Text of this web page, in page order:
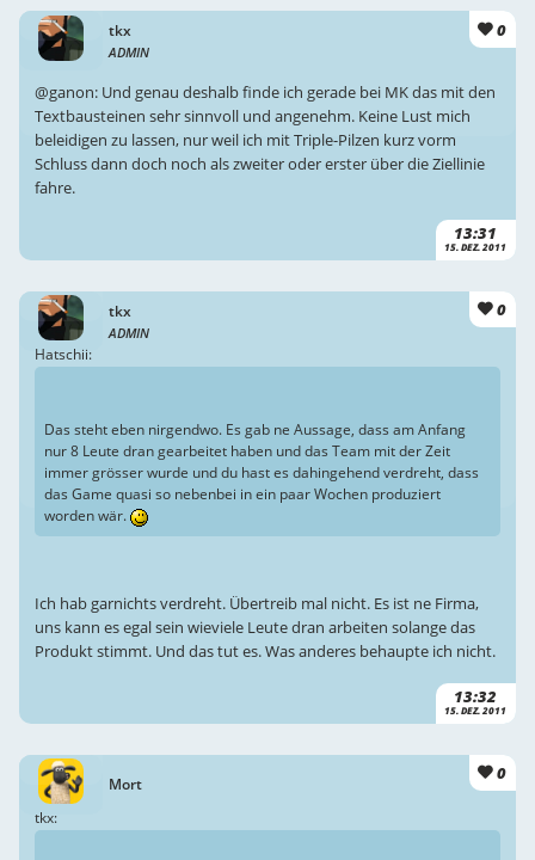
tkx
ADMIN
0
13:31
15. DEZ. 2011
@ganon: Und genau deshalb finde ich gerade bei MK das mit den
Textbausteinen sehr sinnvoll und angenehm. Keine Lust mich
beleidigen zu lassen, nur weil ich mit Triple-Pilzen kurz vorm
Schluss dann doch noch als zweiter oder erster über die Ziellinie
fahre.
tkx
ADMIN
0
13:32
15. DEZ. 2011
Hatschii:
Das steht eben nirgendwo. Es gab ne Aussage, dass am Anfang
nur 8 Leute dran gearbeitet haben und das Team mit der Zeit
immer grösser wurde und du hast es dahingehend verdreht, dass
das Game quasi so nebenbei in ein paar Wochen produziert
worden wär.
Ich hab garnichts verdreht. Übertreib mal nicht. Es ist ne Firma,
uns kann es egal sein wieviele Leute dran arbeiten solange das
Produkt stimmt. Und das tut es. Was anderes behaupte ich nicht.
Mort
0
tkx: